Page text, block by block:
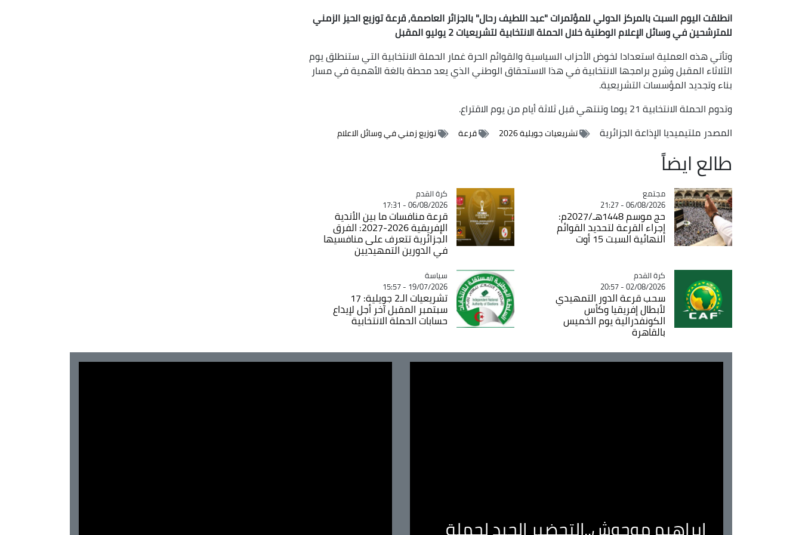
انطلقت اليوم السبت بالمركز الدولي للمؤتمرات "عبد اللطيف رحال" بالجزائر العاصمة, قرعة توزيع الحيز الزمني
للمترشحين في وسائل الإعلام الوطنية خلال الحملة الانتخابية لتشريعيات 2 يوليو المقبل
وتأتي هذه العملية استعدادا لخوض الأحزاب السياسية والقوائم الحرة غمار الحملة الانتخابية التي ستنطلق يوم
الثلاثاء المقبل وشرح برامجها الانتخابية في هذا الاستحقاق الوطني الذي يعد محطة بالغة الأهمية في مسار
بناء وتجديد المؤسسات التشريعية.
وتدوم الحملة الانتخابية 21 يوما وتنتهي قبل ثلاثة أيام من يوم الاقتراع.
المصدر ملتيميديا الإذاعة الجزائرية تشريعيات جويلية 2026 قرعة توزيع زمني في وسائل الاعلام
طالع ايضاً
Catégorie
مجتمع
06/08/2026 - 21:27
حج موسم 1448هـ/2027م:
إجراء القرعة لتحديد القوائم
النهائية السبت 15 أوت
Catégorie
كرة القدم
06/08/2026 - 17:31
قرعة منافسات ما بين الأندية
الإفريقية 2026-2027: الفرق
الجزائرية تتعرف على منافسيها
في الدورين التمهيديين
Catégorie
كرة القدم
02/08/2026 - 20:57
سحب قرعة الدور التمهيدي
لأبطال إفريقيا وكأس
الكونفدرالية يوم الخميس
بالقاهرة
Catégorie
سياسة
19/07/2026 - 15:57
تشريعيات الـ2 جويلية: 17
سبتمبر المقبل آخر أجل لإيداع
حسابات الحملة الانتخابية